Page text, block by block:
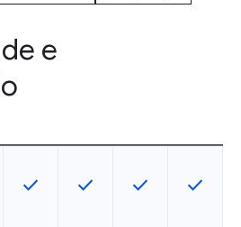
e
Esta funcionalidade está
check Esta funcionalidade está
check Esta
check Esta
check